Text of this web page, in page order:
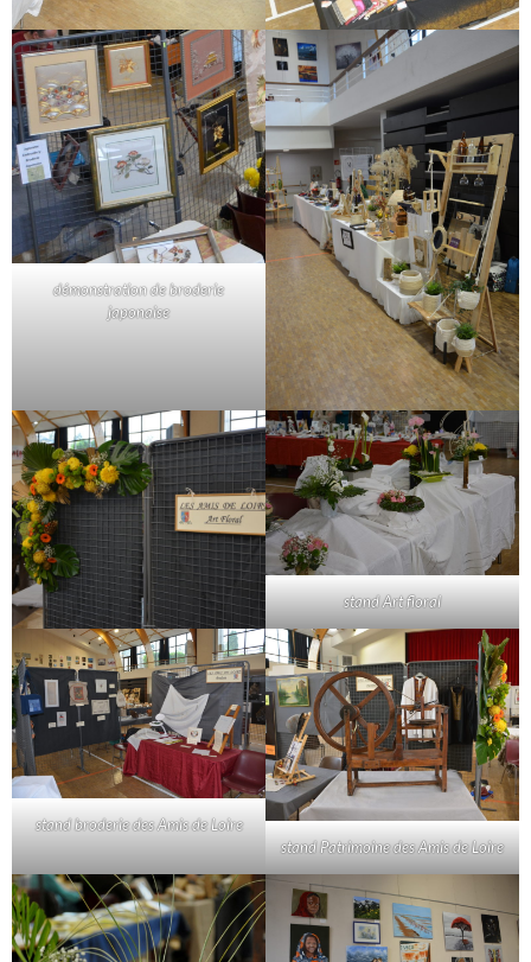
démonstration de broderie
japonaise
stand Art floral
stand broderie des Amis de Loire
stand Patrimoine des Amis de Loire